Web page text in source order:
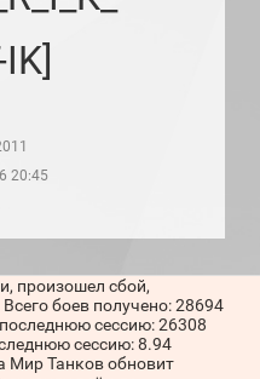
IK]
20:45
произошел сбой,
боев получено: 28694
сессию: 26308
сессию: 8.94
Мир Танков обновит